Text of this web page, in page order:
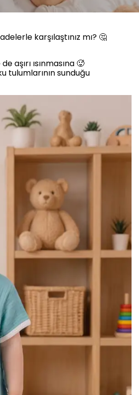
karşılaştınız mı? 🤔
ısınmasına 🥵
tulumlarının sunduğu